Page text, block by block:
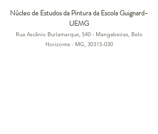
Núcleo de Estudos da Pintura da Escola Guignard-
UEMG
Rua Ascânio Burlamarque, 540 - Mangabeiras, Belo
Horizonte - MG, 30315-030